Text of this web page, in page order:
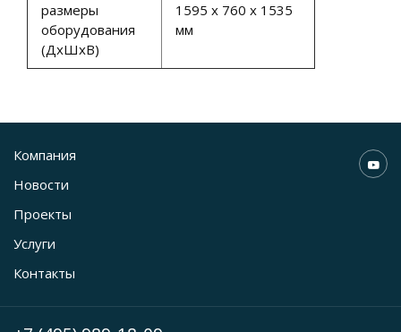
размеры
оборудования
(ДхШхВ)
1595 х 760 х 1535
мм
Компания
Новости
Проекты
Услуги
Контакты